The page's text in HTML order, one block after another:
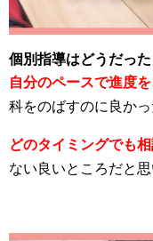
個別指導はどうだった
自分のペースで進度
科をのばすのに良かっ
どのタイミングでも
ない良いところだと思